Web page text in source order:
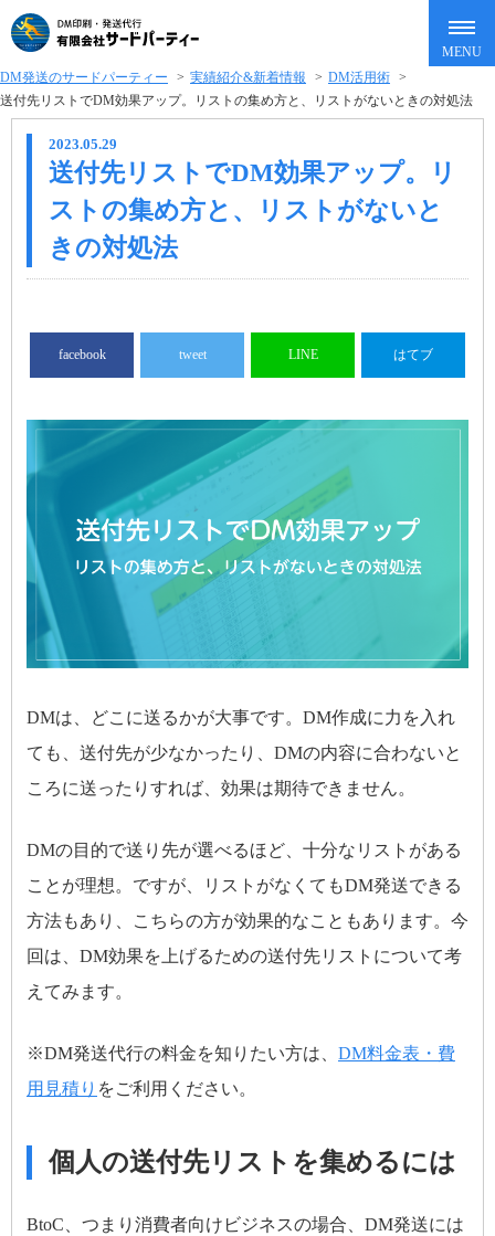
DM発送のサードパーティー > 実績紹介&新着情報 > DM活用術 >
送付先リストでDM効果アップ。リストの集め方と、リストがないときの対処法
2023.05.29
送付先リストでDM効果アップ。リ
ストの集め方と、リストがないと
きの対処法
facebook tweet LINE はてブ
DMは、どこに送るかが大事です。DM作成に力を入れ
ても、送付先が少なかったり、DMの内容に合わないと
ころに送ったりすれば、効果は期待できません。
DMの目的で送り先が選べるほど、十分なリストがある
ことが理想。ですが、リストがなくてもDM発送できる
方法もあり、こちらの方が効果的なこともあります。今
回は、DM効果を上げるための送付先リストについて考
えてみます。
※DM発送代行の料金を知りたい方は、 DM料金表・費
用見積り をご利用ください。
個人の送付先リストを集めるには
BtoC、つまり消費者向けビジネスの場合、DM発送には